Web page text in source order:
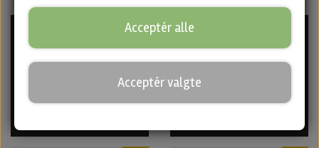
La Luna · Double IPA fra
SanFrutos
60,00 kr.
Zion - Double IPA fra
60,00 kr.
30,00 kr.
Acceptér alle
Acceptér valgte